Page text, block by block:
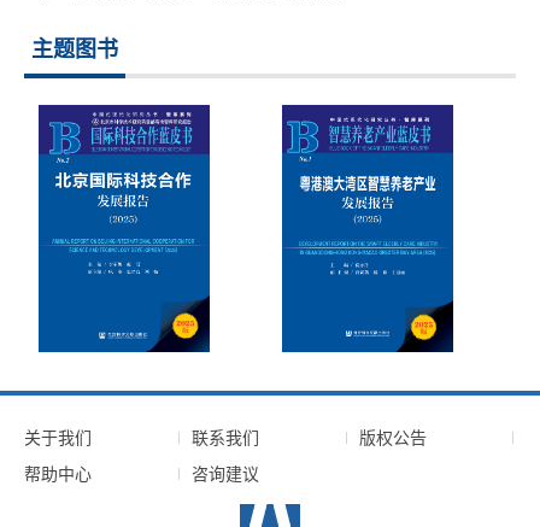
主题图书
关于我们 联系我们
版权公告
帮助中心
咨询建议